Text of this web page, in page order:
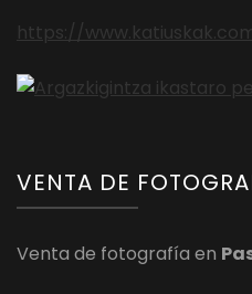
https://
VENTA DE
Venta de fotografía en